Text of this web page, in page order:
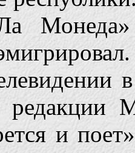
редакции
и